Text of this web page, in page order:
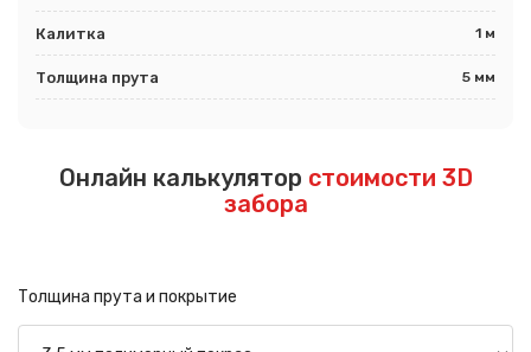
Калитка 1 м
Толщина прута 5 мм
Онлайн калькулятор стоимости 3D
забора
Толщина прута и покрытие